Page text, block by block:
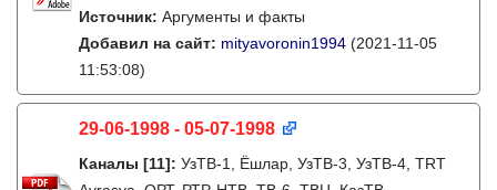
Источник: Аргументы и факты
Добавил на сайт: mityavoronin1994 (2021-11-05
11:53:08)
29-06-1998 - 05-07-1998
Каналы [11]: УзТВ-1, Ëшлар, УзТВ-3, УзТВ-4, TRT